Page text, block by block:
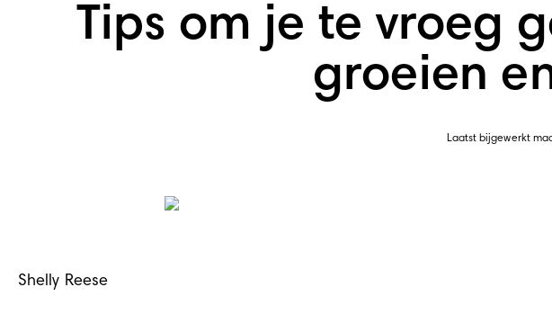
Tips om je te vroeg
groeien
Laatst bijgewerkt
Shelly Reese